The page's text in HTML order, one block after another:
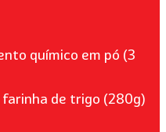
químico em pó (3
de trigo (280g)